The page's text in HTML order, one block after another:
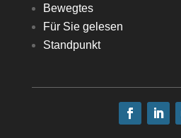
Bewegtes
Für Sie gelesen
Standpunkt